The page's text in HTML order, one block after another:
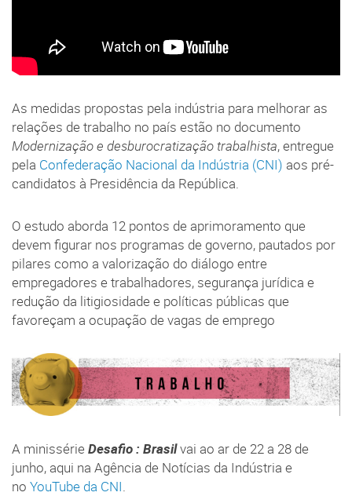
As medidas propostas pela indústria para melhorar as
relações de trabalho no país estão no documento
Modernização e desburocratização trabalhista, entregue
pela Confederação Nacional da Indústria (CNI) aos pré-
candidatos à Presidência da República.
O estudo aborda 12 pontos de aprimoramento que
devem figurar nos programas de governo, pautados por
pilares como a valorização do diálogo entre
empregadores e trabalhadores, segurança jurídica e
redução da litigiosidade e políticas públicas que
favoreçam a ocupação de vagas de emprego
A minissérieDesafio : Brasilvai ao ar de 22 a 28 de
junho, aqui na Agência de Notícias da Indústria e
no YouTube da CNI.